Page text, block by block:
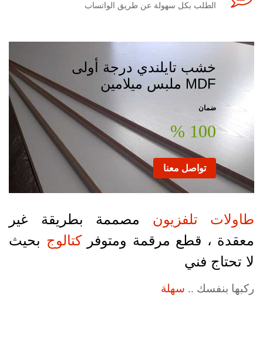
الطلب بكل سهولة عن طريق الواتساب
خشب تايلندي درجة أولى
MDF ملبس ميلامين
ضمان
100 %
تواصل معنا
طاولات تلفزيون مصممة بطريقة غير
معقدة ، قطع مرقمة ومتوفركتالوج بحيث
لا تحتاج فني
ركبها بنفسك .. سهلة